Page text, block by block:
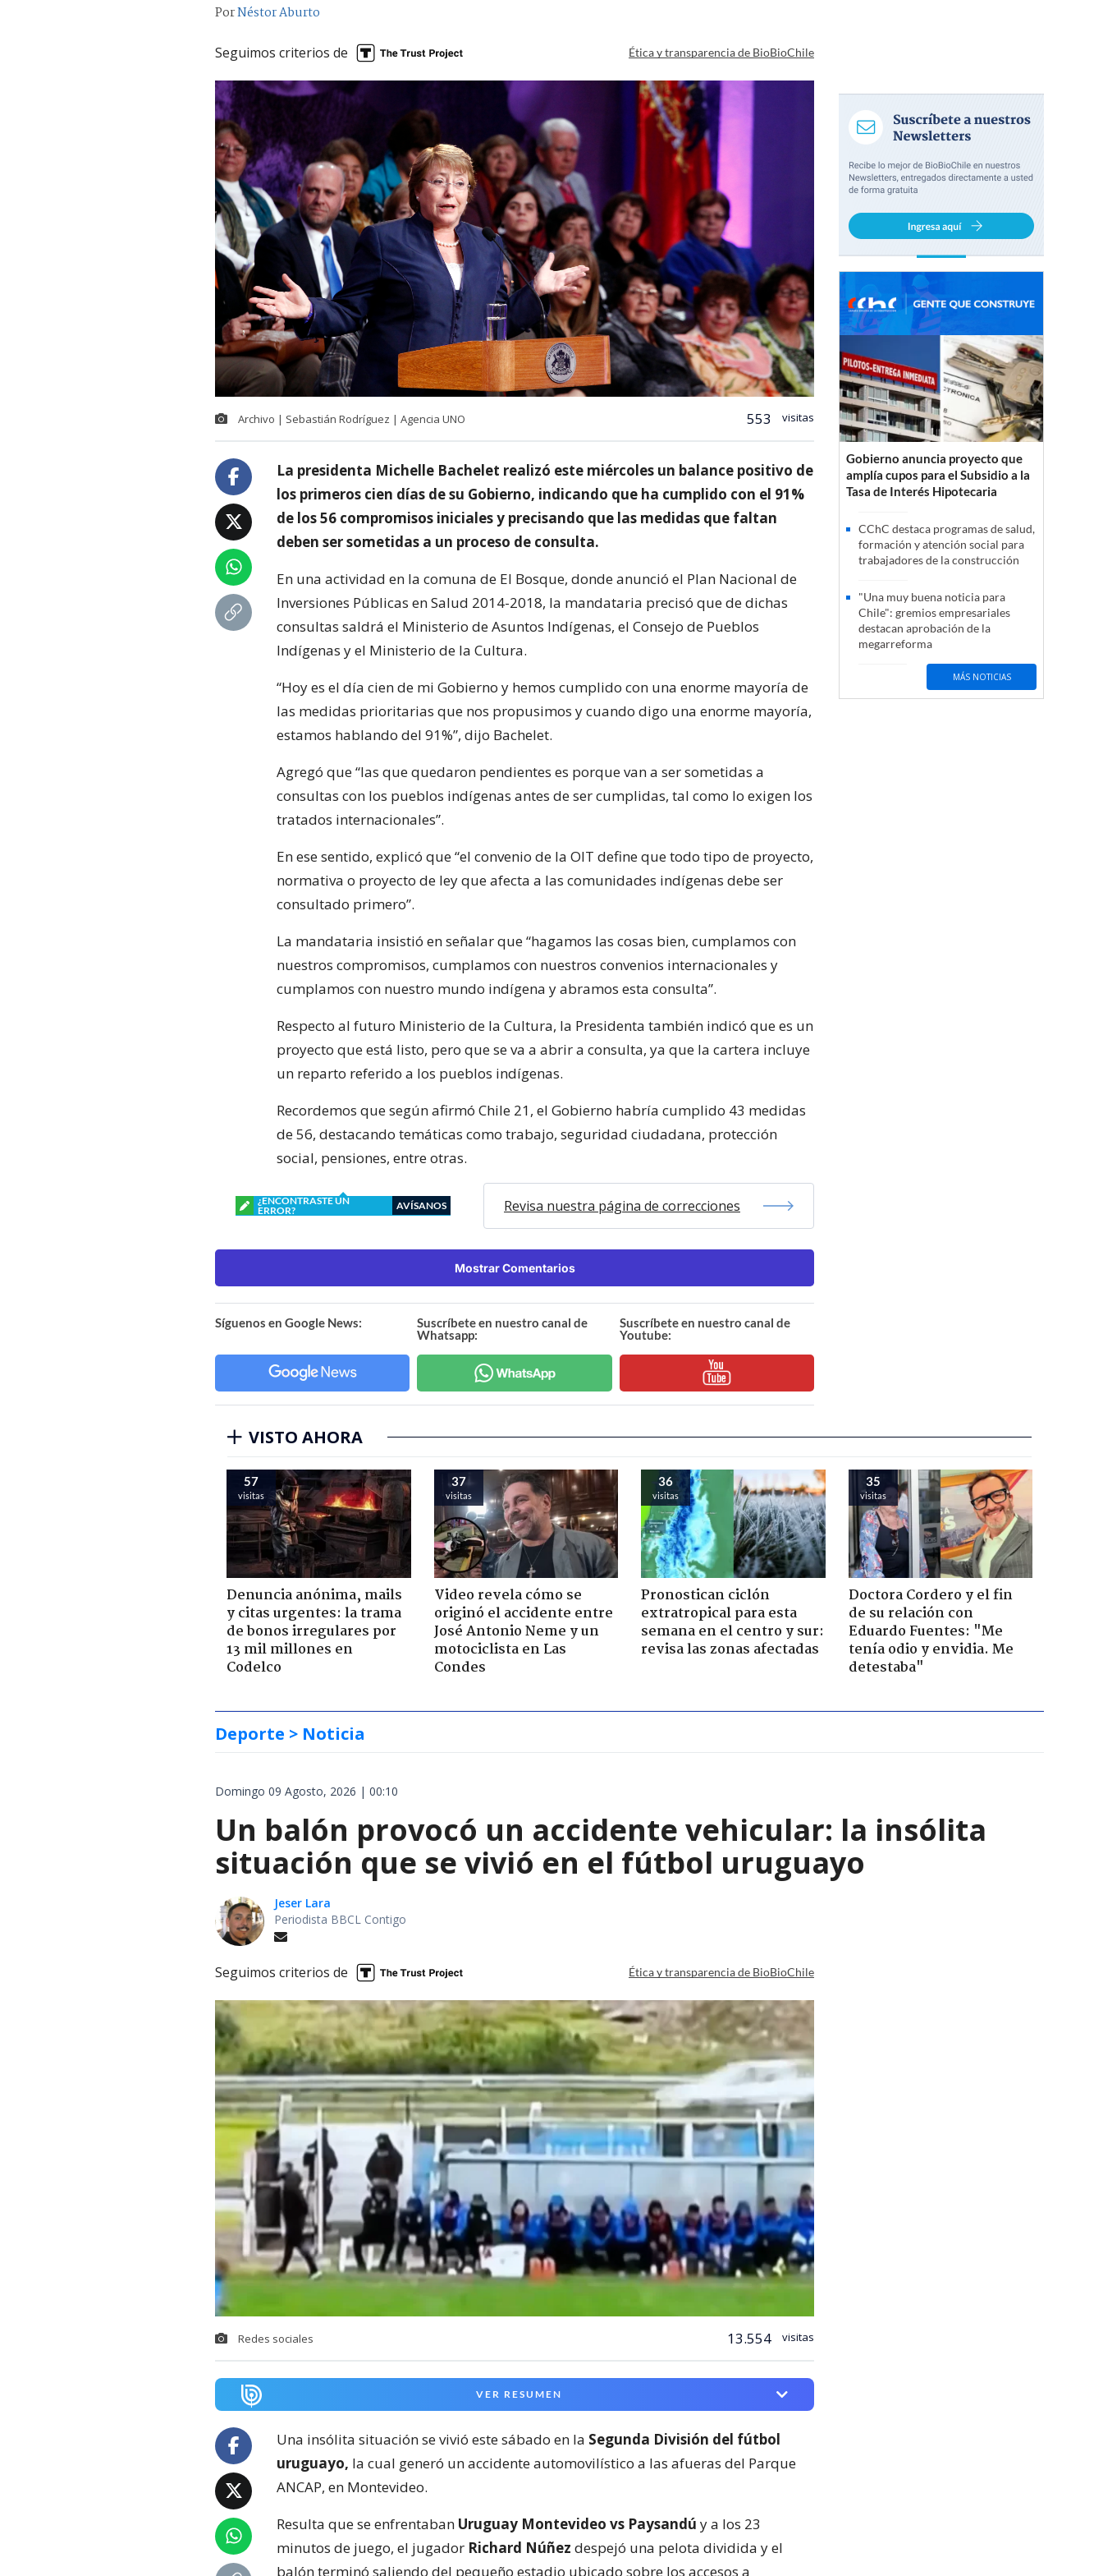
PorNéstor Aburto
Seguimos criterios de Ética y transparencia de BioBioChile
Archivo | Sebastián Rodríguez | Agencia UNO 553 visitas
La presidenta Michelle Bachelet realizó este miércoles un balance positivo de
los primeros cien días de su Gobierno, indicando que ha cumplido con el 91%
de los 56 compromisos iniciales y precisando que las medidas que faltan
deben ser sometidas a un proceso de consulta.
En una actividad en la comuna de El Bosque, donde anunció el Plan Nacional de
Inversiones Públicas en Salud 2014-2018, la mandataria precisó que de dichas
consultas saldrá el Ministerio de Asuntos Indígenas, el Consejo de Pueblos
Indígenas y el Ministerio de la Cultura.
“Hoy es el día cien de mi Gobierno y hemos cumplido con una enorme mayoría de
las medidas prioritarias que nos propusimos y cuando digo una enorme mayoría,
estamos hablando del 91%”, dijo Bachelet.
Agregó que “las que quedaron pendientes es porque van a ser sometidas a
consultas con los pueblos indígenas antes de ser cumplidas, tal como lo exigen los
tratados internacionales”.
En ese sentido, explicó que “el convenio de la OIT define que todo tipo de proyecto,
normativa o proyecto de ley que afecta a las comunidades indígenas debe ser
consultado primero”.
La mandataria insistió en señalar que “hagamos las cosas bien, cumplamos con
nuestros compromisos, cumplamos con nuestros convenios internacionales y
cumplamos con nuestro mundo indígena y abramos esta consulta”.
Respecto al futuro Ministerio de la Cultura, la Presidenta también indicó que es un
proyecto que está listo, pero que se va a abrir a consulta, ya que la cartera incluye
un reparto referido a los pueblos indígenas.
Recordemos que según afirmó Chile 21, el Gobierno habría cumplido 43 medidas
de 56, destacando temáticas como trabajo, seguridad ciudadana, protección
social, pensiones, entre otras.
¿ENCONTRASTE UN
ERROR?
AVÍSANOS Revisa nuestra página de correcciones
Mostrar Comentarios
Síguenos en Google News:
Suscríbete en nuestro canal de
Whatsapp:
Suscríbete en nuestro canal de
Youtube:
Gobierno anuncia proyecto que
amplía cupos para el Subsidio a la
Tasa de Interés Hipotecaria
CChC destaca programas de salud,
formación y atención social para
trabajadores de la construcción
"Una muy buena noticia para
Chile": gremios empresariales
destacan aprobación de la
megarreforma
MÁS NOTICIAS
VISTO AHORA
57
visitas
Denuncia anónima, mails
y citas urgentes: la trama
de bonos irregulares por
13 mil millones en
Codelco
37
visitas
Video revela cómo se
originó el accidente entre
José Antonio Neme y un
motociclista en Las
Condes
36
visitas
Pronostican ciclón
extratropical para esta
semana en el centro y sur:
revisa las zonas afectadas
35
visitas
Doctora Cordero y el fin
de su relación con
Eduardo Fuentes: "Me
tenía odio y envidia. Me
detestaba"
Deporte > Noticia
Domingo 09 Agosto, 2026 | 00:10
Un balón provocó un accidente vehicular: la insólita
situación que se vivió en el fútbol uruguayo
Jeser Lara
Periodista BBCL Contigo
Seguimos criterios de Ética y transparencia de BioBioChile
Redes sociales 13.554 visitas
VER RESUMEN
Una insólita situación se vivió este sábado en la Segunda División del fútbol
uruguayo, la cual generó un accidente automovilístico a las afueras del Parque
ANCAP, en Montevideo.
Resulta que se enfrentaban Uruguay Montevideo vs Paysandú y a los 23
minutos de juego, el jugador Richard Núñez despejó una pelota dividida y el
balón terminó saliendo del pequeño estadio ubicado sobre los accesos a